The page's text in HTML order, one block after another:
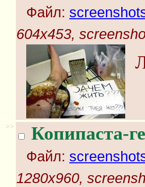
Файл:
604x453,
>> Копипаста-
Файл:
1280x960,